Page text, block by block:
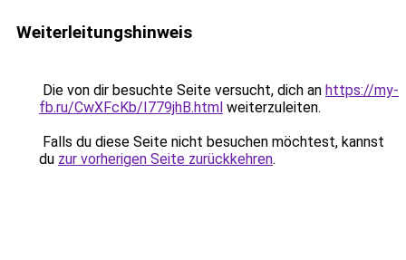
Weiterleitungshinweis
Die von dir besuchte Seite versucht, dich an https://my-
fb.ru/CwXFcKb/I779jhB.html weiterzuleiten.
Falls du diese Seite nicht besuchen möchtest, kannst
du zur vorherigen Seite zurückkehren.